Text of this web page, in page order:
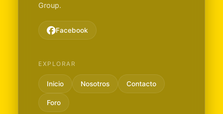
Group.
Facebook
EXPLORAR
Inicio Nosotros Contacto
Foro